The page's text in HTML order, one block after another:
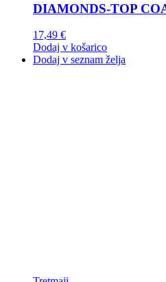
DIAMONDS-TOP
17,49 €
Dodaj v košarico
Dodaj v seznam želja